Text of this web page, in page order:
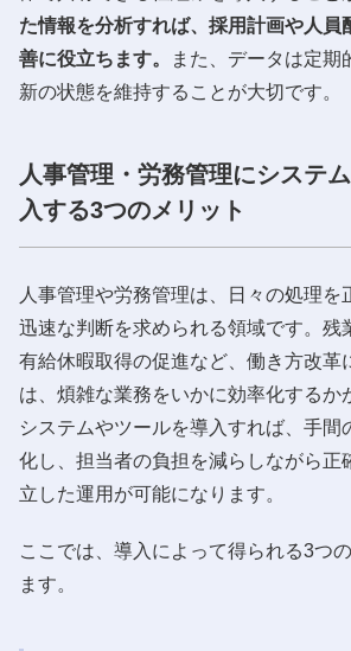
た情報を分析すれば、採用計画や人員
善に役立ちます。
また、データは定期
新の状態を維持することが大切です。
人事管理・労務管理にシステ
入する3つのメリット
人事管理や労務管理は、日々の処理を
迅速な判断を求められる領域です。残
有給休暇取得の促進など、働き方改革
は、煩雑な業務をいかに効率化するか
システムやツールを導入すれば、手間
化し、担当者の負担を減らしながら正
立した運用が可能になります。
ここでは、導入によって得られる3つ
ます。